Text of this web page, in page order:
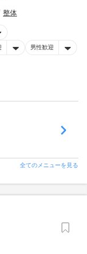
整体
男性歓迎
全てのメニューを見る